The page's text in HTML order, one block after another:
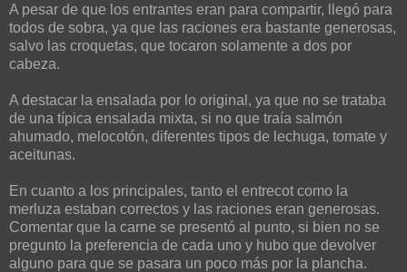
A pesar de que los entrantes eran para compartir, llegó para
todos de sobra, ya que las raciones era bastante generosas,
salvo las croquetas, que tocaron solamente a dos por
cabeza.
A destacar la ensalada por lo original, ya que no se trataba
de una típica ensalada mixta, si no que traía salmón
ahumado, melocotón, diferentes tipos de lechuga, tomate y
aceitunas.
En cuanto a los principales, tanto el entrecot como la
merluza estaban correctos y las raciones eran generosas.
Comentar que la carne se presentó al punto, si bien no se
pregunto la preferencia de cada uno y hubo que devolver
alguno para que se pasara un poco más por la plancha.